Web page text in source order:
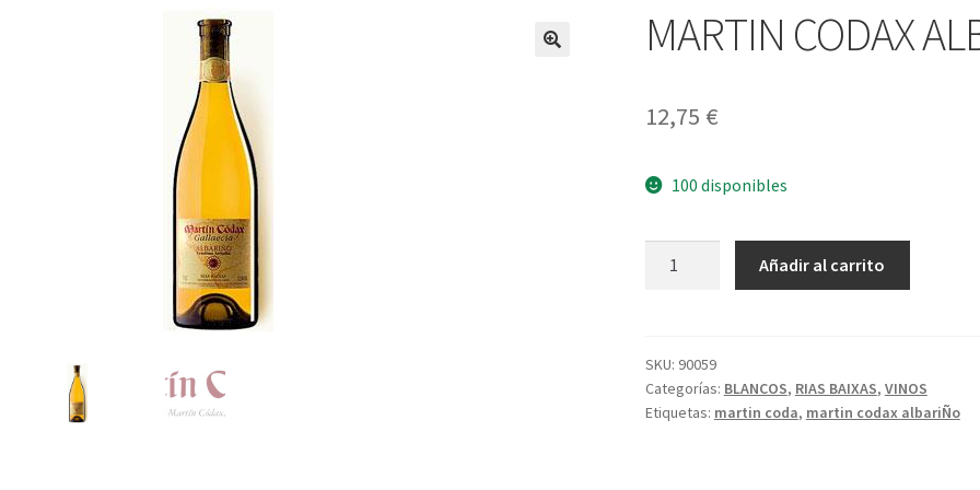
MARTIN CODAX
12,75 €
100 disponibles
Añadir al carrito
n
a
SKU: 90059
Categorías: BLANCOS, RIAS BAIXAS, VINOS
Etiquetas: martin coda, martin codax albariÑo